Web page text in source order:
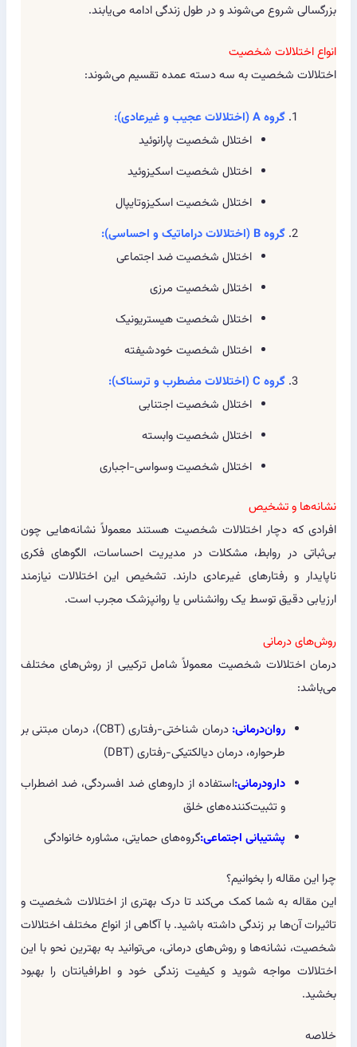
بزرگسالی شروع می‌شوند و در طول زندگی ادامه می‌یابند.
انواع اختلالات شخصیت
اختلالات شخصیت به سه دسته عمده تقسیم می‌شوند:
گروه A (اختلالات عجیب و غیرعادی):
اختلال شخصیت پارانوئید
اختلال شخصیت اسکیزوئید
اختلال شخصیت اسکیزوتایپال
گروه B (اختلالات دراماتیک و احساسی):
اختلال شخصیت ضد اجتماعی
اختلال شخصیت مرزی
اختلال شخصیت هیستریونیک
اختلال شخصیت خودشیفته
گروه C (اختلالات مضطرب و ترسناک):
اختلال شخصیت اجتنابی
اختلال شخصیت وابسته
اختلال شخصیت وسواسی-اجباری
نشانه‌ها و تشخیص
افرادی که دچار اختلالات شخصیت هستند معمولاً نشانه‌هایی چون
بی‌ثباتی در روابط، مشکلات در مدیریت احساسات، الگوهای فکری
ناپایدار و رفتارهای غیرعادی دارند. تشخیص این اختلالات نیازمند
ارزیابی دقیق توسط یک روانشناس یا روانپزشک مجرب است.
روش‌های درمانی
درمان اختلالات شخصیت معمولاً شامل ترکیبی از روش‌های مختلف
می‌باشد:
روان‌درمانی:
درمان شناختی-رفتاری (CBT)، درمان مبتنی بر
طرحواره، درمان دیالکتیکی-رفتاری (DBT)
دارودرمانی:استفاده از داروهای ضد افسردگی، ضد اضطراب
و تثبیت‌کننده‌های خلق
پشتیبانی اجتماعی:گروه‌های حمایتی، مشاوره خانوادگی
چرا این مقاله را بخوانیم؟
این مقاله به شما کمک می‌کند تا درک بهتری از اختلالات شخصیت و
تاثیرات آن‌ها بر زندگی داشته باشید. با آگاهی از انواع مختلف اختلالات
شخصیت، نشانه‌ها و روش‌های درمانی، می‌توانید به بهترین نحو با این
اختلالات مواجه شوید و کیفیت زندگی خود و اطرافیانتان را بهبود
بخشید.
خلاصه